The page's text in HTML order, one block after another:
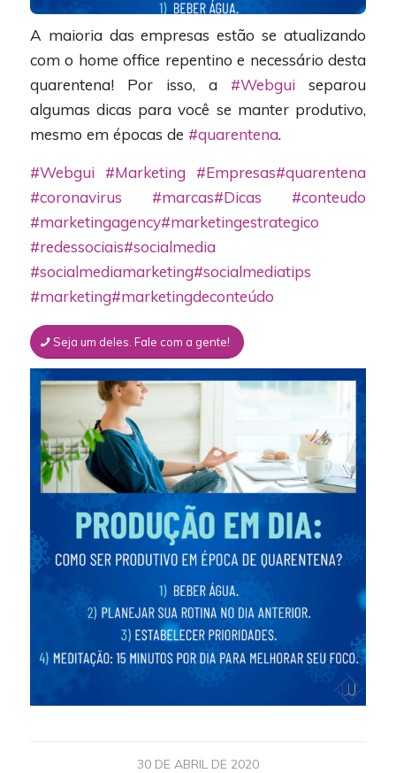
A maioria das empresas estão se atualizando
com o home office repentino e necessário desta
quarentena! Por isso, a #Webgui separou
algumas dicas para você se manter produtivo,
mesmo em épocas de #quarentena.
#Webgui #Marketing #Empresas#quarentena
#coronavirus
#marcas#Dicas
#conteudo
#marketingagency#marketingestrategico
#redessociais#socialmedia
#socialmediamarketing#socialmediatips
#marketing#marketingdeconteúdo
Seja um deles. Fale com a gente!
30 DE ABRIL DE 2020